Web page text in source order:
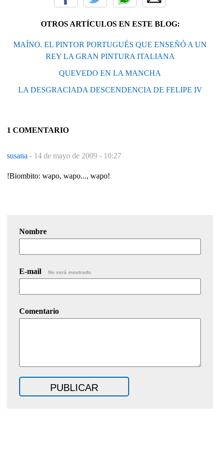
OTROS ARTÍCULOS EN ESTE BLOG:
MAÍNO. EL PINTOR PORTUGUÉS QUE ENSEÑÓ A UN
REY LA GRAN PINTURA ITALIANA
QUEVEDO EN LA MANCHA
LA DESGRACIADA DESCENDENCIA DE FELIPE IV
1 COMENTARIO
susana - 14 de mayo de 2009 - 10:27
!Biombito: wapo, wapo..., wapo!
Nombre
E-mail No será mostrado.
Comentario